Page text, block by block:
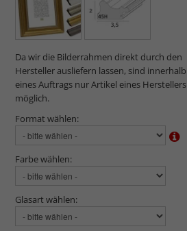
Da wir die Bilderrahmen direkt durch den
Hersteller ausliefern lassen, sind innerhalb
eines Auftrags nur Artikel eines Herstellers
möglich.
Format wählen:
Farbe wählen:
Glasart wählen: